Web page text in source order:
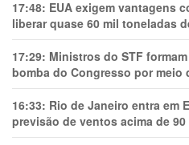
17:48: EUA exigem vantagens
liberar quase 60 mil toneladas
17:29: Ministros do STF
bomba do Congresso por meio
16:33: Rio de Janeiro entra em
previsão de ventos acima de 90